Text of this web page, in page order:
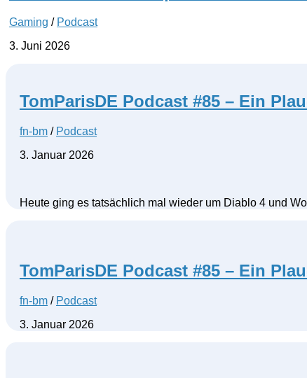
Gaming / Podcast
3. Juni 2026
TomParisDE Podcast #85 – Ein
fn-bm / Podcast
3. Januar 2026
Heute ging es tatsächlich mal wieder um Diablo 4 und
TomParisDE Podcast #85 – Ein
fn-bm / Podcast
3. Januar 2026